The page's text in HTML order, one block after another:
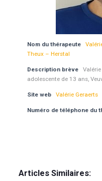
Nom du thérapeute
Theux – Herstal
Description brève
adolescente de 13 ans,
Site web Valérie Geraerts
Numéro de téléphone du
Articles Similaires: